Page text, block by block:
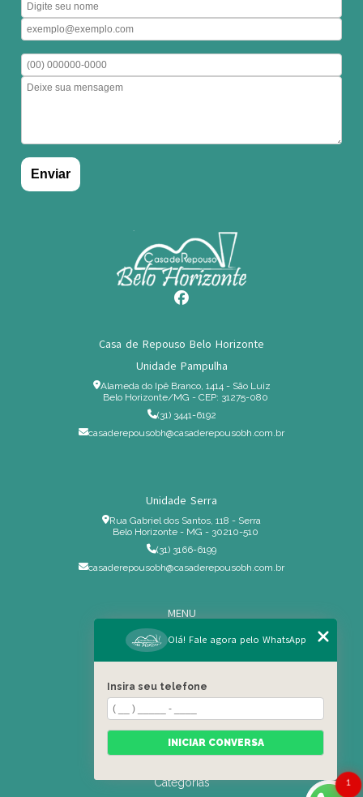
Casa de Repouso Belo Horizonte
Unidade Pampulha
Alameda do Ipê Branco, 1414 - São Luiz
Belo Horizonte/MG - CEP: 31275-080
(31) 3441-6192
casaderepousobh@casaderepousobh.com.br
Unidade Serra
Rua Gabriel dos Santos, 118 - Serra
Belo Horizonte - MG - 30210-510
(31) 3166-6199
casaderepousobh@casaderepousobh.com.br
MENU
Home
Institucional
Serviços Especiais
Blog
Residência
Categorias
1
Olá! Fale agora pelo WhatsApp
Insira seu telefone
INICIAR CONVERSA